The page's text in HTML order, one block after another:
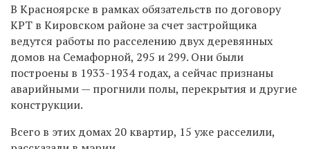
В Красноярске в рамках обязательств по договору
КРТ в Кировском районе за счет застройщика
ведутся работы по расселению двух деревянных
домов на Семафорной, 295 и 299. Они были
построены в 1933-1934 годах, а сейчас признаны
аварийными — прогнили полы, перекрытия и другие
конструкции.
Всего в этих домах 20 квартир, 15 уже расселили,